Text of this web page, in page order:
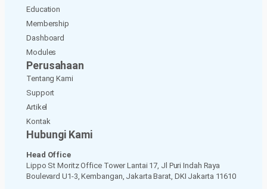
Education
Membership
Dashboard
Modules
Perusahaan
Tentang Kami
Support
Artikel
Kontak
Hubungi Kami
Head Office
Lippo St Moritz Office Tower Lantai 17, Jl Puri Indah Raya
Boulevard U1-3, Kembangan, Jakarta Barat, DKI Jakarta 11610